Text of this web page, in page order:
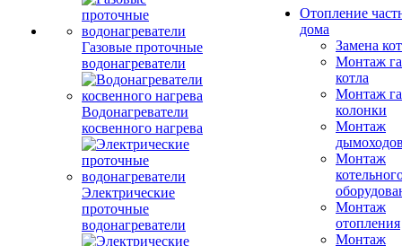
Газовые проточные
водонагреватели
Водонагреватели
косвенного нагрева
Электрические
проточные
водонагреватели
Отопление
дома
Замена
Монтаж
котла
Монтаж
колонки
Монтаж
Монтаж
Монтаж
отопления
Монтаж